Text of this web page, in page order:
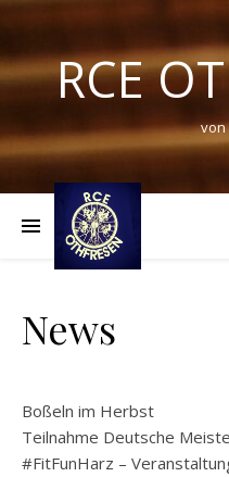
RCE
von
News
Boßeln im Herbst
Teilnahme Deutsche
#FitFunHarz –